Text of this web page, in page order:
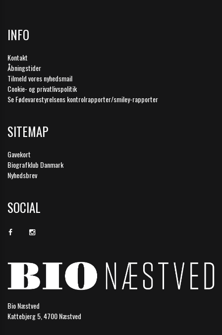
INFO
Kontakt
Åbningstider
Tilmeld vores nyhedsmail
Cookie- og privatlivspolitik
Se Fødevarestyrelsens kontrolrapporter/smiley-rapporter
SITEMAP
Gavekort
Biografklub Danmark
Nyhedsbrev
SOCIAL
Bio Næstved
Kattebjerg 5, 4700 Næstved